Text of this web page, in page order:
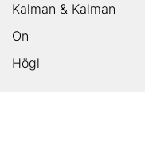
Kalman & Kalman
On
Högl